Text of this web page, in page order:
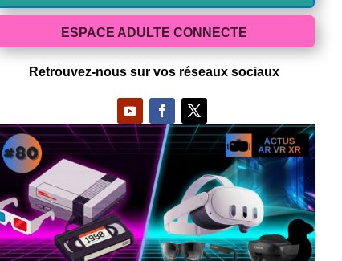
ESPACE ADULTE CONNECTE
Retrouvez-nous sur vos réseaux sociaux